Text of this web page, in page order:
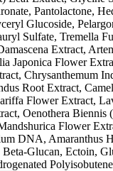
Pantolactone,
Glucoside,
Sulfate, Tremella
Extract,
Japonica Flower
Chrysanthemum
Root Extract,
Flower Extract,
Oenothera Biennis
Flower
DNA, Amaranthus
Glucan, Ectoin,
Polyisobutene